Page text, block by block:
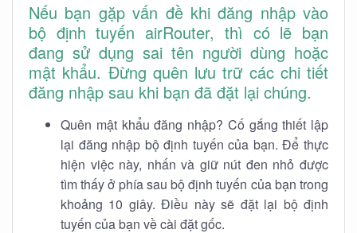
Nếu bạn gặp vấn đề khi đăng nhập vào
bộ định tuyến airRouter, thì có lẽ bạn
đang sử dụng sai tên người dùng hoặc
mật khẩu. Đừng quên lưu trữ các chi tiết
đăng nhập sau khi bạn đã đặt lại chúng.
Quên mật khẩu đăng nhập? Cố gắng thiết lập
lại đăng nhập bộ định tuyến của bạn. Để thực
hiện việc này, nhấn và giữ nút đen nhỏ được
tìm thấy ở phía sau bộ định tuyến của bạn trong
khoảng 10 giây. Điều này sẽ đặt lại bộ định
tuyến của bạn về cài đặt gốc.